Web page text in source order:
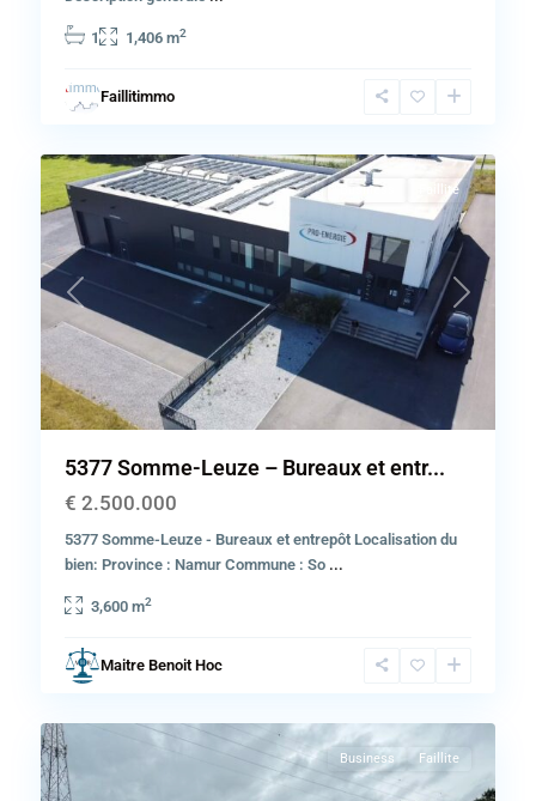
1 1,406 m2
Faillitimmo
Province
de
Somme-
Previous Next
Business Faillite
5377 Somme-Leuze – Bureaux et entr...
€ 2.500.000
5377 Somme-Leuze - Bureaux et entrepôt Localisation du
bien: Province : Namur Commune : So ...
3,600 m2
Maitre Benoit Hoc
Province
Hainaut,
Business Faillite